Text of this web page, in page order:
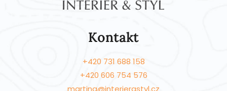
Kontakt
+420 731 688 158
+420 606 754 576
martina@interierastyl.cz